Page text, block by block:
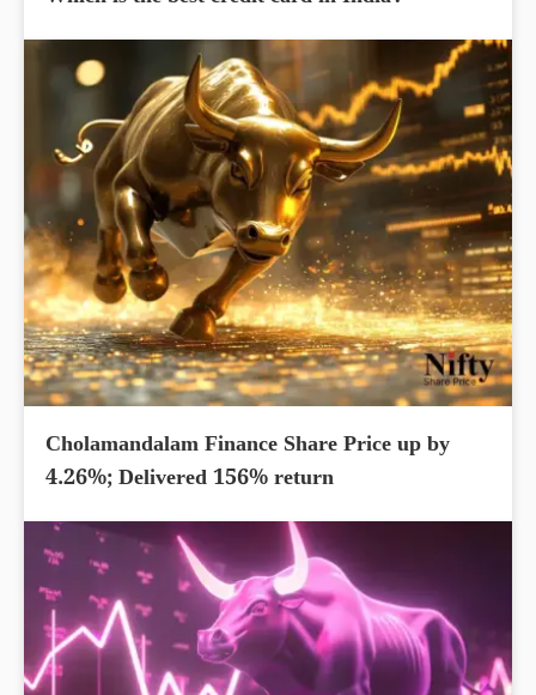
Cholamandalam Finance Share Price up by
4.26%; Delivered 156% return